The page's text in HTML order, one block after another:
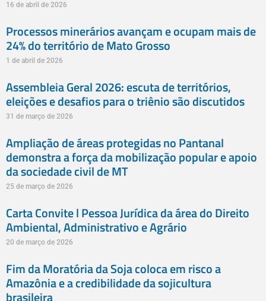
16 de abril de 2026
Processos minerários avançam e ocupam mais de
24% do território de Mato Grosso
1 de abril de 2026
Assembleia Geral 2026: escuta de territórios,
eleições e desafios para o triênio são discutidos
31 de março de 2026
Ampliação de áreas protegidas no Pantanal
demonstra a força da mobilização popular e apoio
da sociedade civil de MT
25 de março de 2026
Carta Convite l Pessoa Jurídica da área do Direito
Ambiental, Administrativo e Agrário
20 de março de 2026
Fim da Moratória da Soja coloca em risco a
Amazônia e a credibilidade da sojicultura